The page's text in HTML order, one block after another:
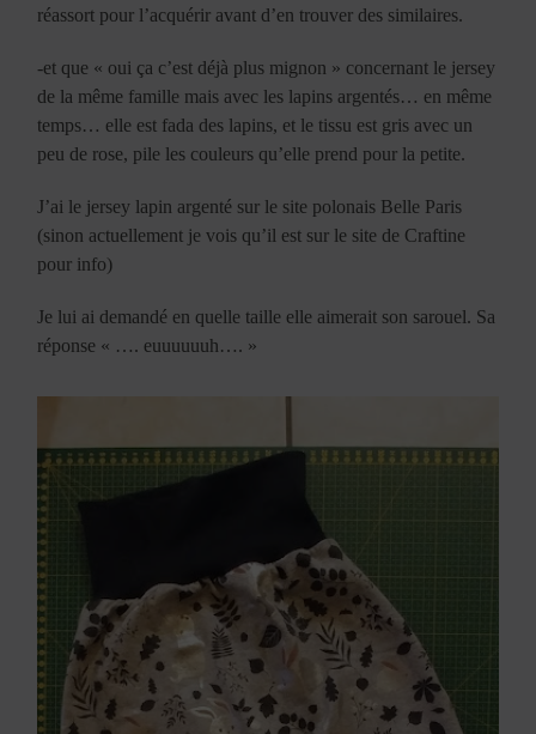
réassort pour l’acquérir avant d’en trouver des similaires.
-et que « oui ça c’est déjà plus mignon » concernant le jersey
de la même famille mais avec les lapins argentés… en même
temps… elle est fada des lapins, et le tissu est gris avec un
peu de rose, pile les couleurs qu’elle prend pour la petite.
J’ai le jersey lapin argenté sur le site polonais Belle Paris
(sinon actuellement je vois qu’il est sur le site de Craftine
pour info)
Je lui ai demandé en quelle taille elle aimerait son sarouel. Sa
réponse « …. euuuuuuh…. »